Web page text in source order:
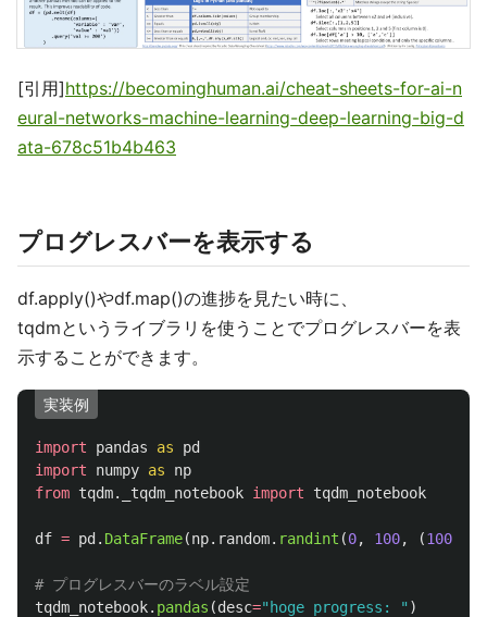
[引用]https://becominghuman.ai/cheat-sheets-for-ai-n
eural-networks-machine-learning-deep-learning-big-d
ata-678c51b4b463
プログレスバーを表示する
df.apply()やdf.map()の進捗を見たい時に、
tqdmというライブラリを使うことでプログレスバーを表
示することができます。
実装例
import pandas as
pd
import
numpy as
np
from tqdm._tqdm_notebook import tqdm_notebook
df = pd . DataFrame(np. random. randint (0, 100, (100000
tqdm_notebook. pandas (desc=" hoge progress: " )